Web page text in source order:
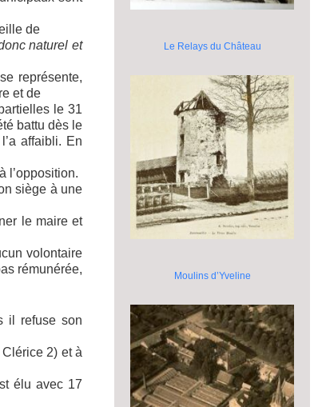
de
naturelet
représente,
et de
le 31
battu dès le
affaibli. En
l’opposition.
siège à une
le maire et
volontaire
rémunérée,
il refuse son
2) et à
élu avec 17
Le Relays du Château
Moulins d’Yveline